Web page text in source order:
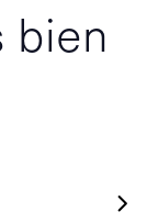
bien